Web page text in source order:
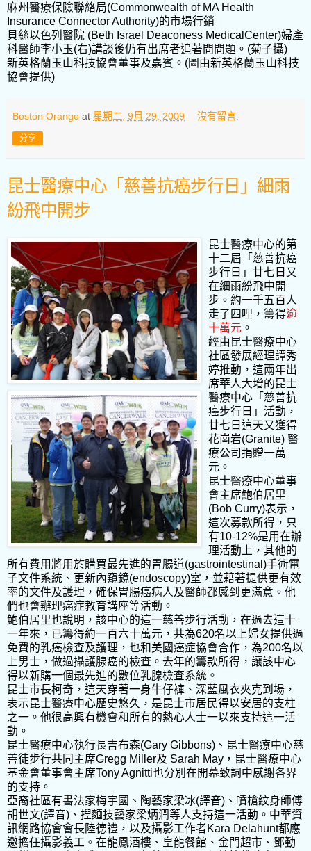
麻州醫療保險聯絡局(Commonwealth of MA Health
Insurance Connector Authority)的市場行銷
貝絲以色列醫院 (Beth Israel Deaconess MedicalCenter)婦產
科醫師李小玉(右)講談後仍有出席者追著問問題。(菊子攝)
新英格蘭玉山科技協會董事及嘉賓。(圖由新英格蘭玉山科技
協會提供)
Boston Orange at 星期二, 9月 29, 2009 沒有留言:
分享
昆士醫療中心「慈善抗癌步行日」細雨
紛飛中開步
昆士醫療中心的第
十二屆「慈善抗癌
步行日」廿七日又
在細雨紛飛中開
步。約一千五百人
走了四哩，籌得逾
十萬元 。
經由昆士醫療中心
社區發展經理譚秀
婷推動，這兩年出
席華人大增的昆士
醫療中心「慈善抗
癌步行日」活動，
廿七日這天又獲得
花崗岩(Granite) 醫
療公司捐贈一萬
元。
昆士醫療中心董事
會主席鮑伯居里
(Bob Curry)表示，
這次募款所得，只
有10-12%是用在辦
理活動上，其他的
所有費用將用於購買最先進的胃腸道(gastrointestinal)手術電
子文件系統、更新內窺鏡(endoscopy)室，並藉著提供更有效
率的文件及護理，確保胃腸癌病人及醫師都感到更滿意。他
們也會辦理癌症教育講座等活動。
鮑伯居里也說明，該中心的這一慈善步行活動，在過去這十
一年來，已籌得約一百六十萬元，共為620名以上婦女提供過
免費的乳癌檢查及護理，也和美國癌症協會合作，為200名以
上男士，做過攝護腺癌的檢查。去年的籌款所得，讓該中心
得以新購一個最先進的數位乳腺檢查系統。
昆士市長柯奇，這天穿著一身牛仔褲、深藍風衣夾克到場，
表示昆士醫療中心歷史悠久，是昆士市居民得以安居的支柱
之一。他很高興有機會和所有的熱心人士一以來支持這一活
動。
昆士醫療中心執行長吉布森(Gary Gibbons)、昆士醫療中心慈
善徒步行共同主席Gregg Miller及 Sarah May，昆士醫療中心
基金會董事會主席Tony Agnitti也分別在開幕致詞中感謝各界
的支持。
亞裔社區有書法家梅宇國、陶藝家梁冰(譯音)、噴槍紋身師傅
胡世文(譯音)、揑麵技藝家梁炳潤等人支持這一活動。中華資
訊網路協會會長陸德禮，以及攝影工作者Kara Delahunt都應
邀擔任攝影義工。在龍鳳酒樓、皇龍餐館、金門超市、鄧勤